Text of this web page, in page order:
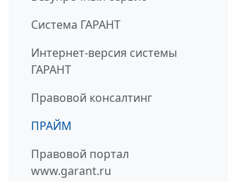
Система ГАРАНТ
Интернет-версия системы
ГАРАНТ
Правовой консалтинг
ПРАЙМ
Правовой портал
www.garant.ru